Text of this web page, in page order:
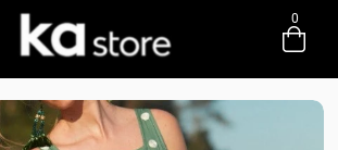
Criar nova conta
0